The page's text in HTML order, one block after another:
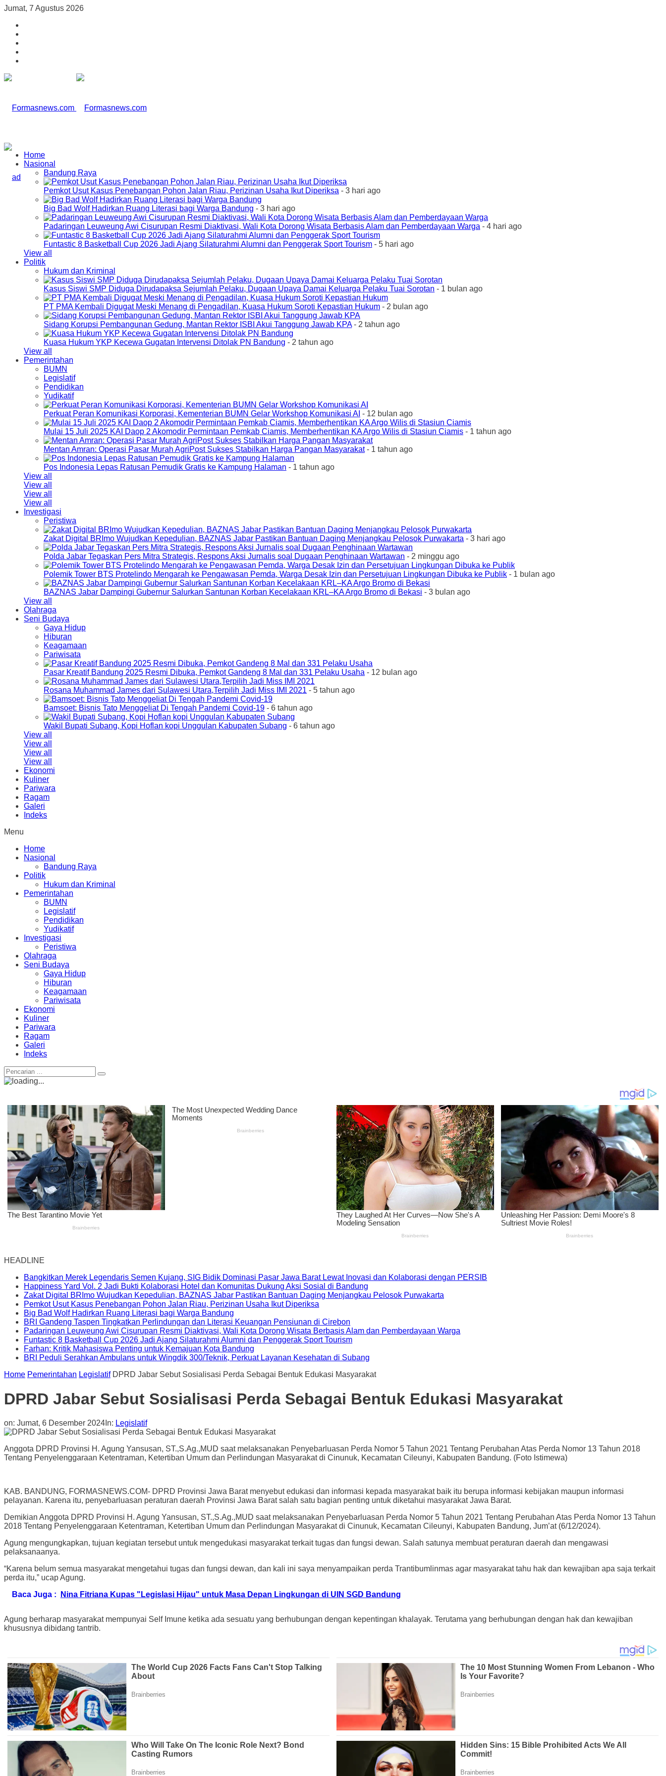
Jumat, 7 Agustus 2026
Home
Nasional
Bandung Raya
Pemkot Usut Kasus Penebangan Pohon Jalan Riau, Perizinan Usaha Ikut Diperiksa - 3 hari ago
Big Bad Wolf Hadirkan Ruang Literasi bagi Warga Bandung - 3 hari ago
Padaringan Leuweung Awi Cisurupan Resmi Diaktivasi, Wali Kota Dorong Wisata Berbasis Alam dan Pemberdayaan Warga - 4 hari ago
Funtastic 8 Basketball Cup 2026 Jadi Ajang Silaturahmi Alumni dan Penggerak Sport Tourism - 5 hari ago
View all
Politik
Hukum dan Kriminal
Kasus Siswi SMP Diduga Dirudapaksa Sejumlah Pelaku, Dugaan Upaya Damai Keluarga Pelaku Tuai Sorotan - 1 bulan ago
PT PMA Kembali Digugat Meski Menang di Pengadilan, Kuasa Hukum Soroti Kepastian Hukum - 2 bulan ago
Sidang Korupsi Pembangunan Gedung, Mantan Rektor ISBI Akui Tanggung Jawab KPA- 2 tahun ago
Kuasa Hukum YKP Kecewa Gugatan Intervensi Ditolak PN Bandung - 2 tahun ago
View all
Pemerintahan
BUMN
Legislatif
Pendidikan
Yudikatif
Perkuat Peran Komunikasi Korporasi, Kementerian BUMN Gelar Workshop Komunikasi AI - 12 bulan ago
Mulai 15 Juli 2025 KAI Daop 2 Akomodir Permintaan Pemkab Ciamis, Memberhentikan KA Argo Wilis di Stasiun Ciamis - 1 tahun ago
Mentan Amran: Operasi Pasar Murah AgriPost Sukses Stabilkan Harga Pangan Masyarakat- 1 tahun ago
Pos Indonesia Lepas Ratusan Pemudik Gratis ke Kampung Halaman - 1 tahun ago
View all
View all
View all
View all
Investigasi
Peristiwa
Zakat Digital BRImo Wujudkan Kepedulian, BAZNAS Jabar Pastikan Bantuan Daging Menjangkau Pelosok Purwakarta - 3 hari ago
Polda Jabar Tegaskan Pers Mitra Strategis, Respons Aksi Jurnalis soal Dugaan Penghinaan Wartawan - 2 minggu ago
Polemik Tower BTS Protelindo Mengarah ke Pengawasan Pemda, Warga Desak Izin dan Persetujuan Lingkungan Dibuka ke Publik - 1 bulan ago
BAZNAS Jabar Dampingi Gubernur Salurkan Santunan Korban Kecelakaan KRL–KA Argo Bromo di Bekasi - 3 bulan ago
View all
Olahraga
Seni Budaya
Gaya Hidup
Hiburan
Keagamaan
Pariwisata
Pasar Kreatif Bandung 2025 Resmi Dibuka, Pemkot Gandeng 8 Mal dan 331 Pelaku Usaha - 12 bulan ago
Rosana Muhammad James dari Sulawesi Utara,Terpilih Jadi Miss IMI 2021 - 5 tahun ago
Bamsoet: Bisnis Tato Menggeliat Di Tengah Pandemi Covid-19 - 6 tahun ago
Wakil Bupati Subang, Kopi Hoflan kopi Unggulan Kabupaten Subang - 6 tahun ago
View all
View all
View all
View all
Ekonomi
Kuliner
Pariwara
Ragam
Galeri
Indeks
Menu
Home
Nasional
Bandung Raya
Politik
Hukum dan Kriminal
Pemerintahan
BUMN
Legislatif
Pendidikan
Yudikatif
Investigasi
Peristiwa
Olahraga
Seni Budaya
Gaya Hidup
Hiburan
Keagamaan
Pariwisata
Ekonomi
Kuliner
Pariwara
Ragam
Galeri
Indeks
HEADLINE
Bangkitkan Merek Legendaris Semen Kujang, SIG Bidik Dominasi Pasar Jawa Barat Lewat Inovasi dan Kolaborasi dengan PERSIB
Happiness Yard Vol. 2 Jadi Bukti Kolaborasi Hotel dan Komunitas Dukung Aksi Sosial di Bandung
Zakat Digital BRImo Wujudkan Kepedulian, BAZNAS Jabar Pastikan Bantuan Daging Menjangkau Pelosok Purwakarta
Pemkot Usut Kasus Penebangan Pohon Jalan Riau, Perizinan Usaha Ikut Diperiksa
Big Bad Wolf Hadirkan Ruang Literasi bagi Warga Bandung
BRI Gandeng Taspen Tingkatkan Perlindungan dan Literasi Keuangan Pensiunan di Cirebon
Padaringan Leuweung Awi Cisurupan Resmi Diaktivasi, Wali Kota Dorong Wisata Berbasis Alam dan Pemberdayaan Warga
Funtastic 8 Basketball Cup 2026 Jadi Ajang Silaturahmi Alumni dan Penggerak Sport Tourism
Farhan: Kritik Mahasiswa Penting untuk Kemajuan Kota Bandung
BRI Peduli Serahkan Ambulans untuk Wingdik 300/Teknik, Perkuat Layanan Kesehatan di Subang
Home Pemerintahan Legislatif DPRD Jabar Sebut Sosialisasi Perda Sebagai Bentuk Edukasi Masyarakat
DPRD Jabar Sebut Sosialisasi Perda Sebagai Bentuk Edukasi Masyarakat
on: Jumat, 6 Desember 2024 In: Legislatif
Anggota DPRD Provinsi H. Agung Yansusan, ST.,S.Ag.,MUD saat melaksanakan Penyebarluasan Perda Nomor 5 Tahun 2021 Tentang Perubahan Atas Perda Nomor 13 Tahun 2018
Tentang Penyelenggaraan Ketentraman, Ketertiban Umum dan Perlindungan Masyarakat di Cinunuk, Kecamatan Cileunyi, Kabupaten Bandung. (Foto Istimewa)
KAB. BANDUNG, FORMASNEWS.COM- DPRD Provinsi Jawa Barat menyebut edukasi dan informasi kepada masyarakat baik itu berupa informasi kebijakan maupun informasi
pelayanan. Karena itu, penyebarluasan peraturan daerah Provinsi Jawa Barat salah satu bagian penting untuk diketahui masyarakat Jawa Barat.
Demikian Anggota DPRD Provinsi H. Agung Yansusan, ST.,S.Ag.,MUD saat melaksanakan Penyebarluasan Perda Nomor 5 Tahun 2021 Tentang Perubahan Atas Perda Nomor 13 Tahun
2018 Tentang Penyelenggaraan Ketentraman, Ketertiban Umum dan Perlindungan Masyarakat di Cinunuk, Kecamatan Cileunyi, Kabupaten Bandung, Jum’at (6/12/2024).
Agung mengungkapkan, tujuan kegiatan tersebut untuk mengedukasi masyarakat terkait tugas dan fungsi dewan. Salah satunya membuat peraturan daerah dan mengawasi
pelaksanaanya.
“Karena belum semua masyarakat mengetahui tugas dan fungsi dewan, dan kali ini saya menyampaikan perda Trantibumlinmas agar masyarakat tahu hak dan kewajiban apa saja terkait
perda itu,” ucap Agung.
Baca Juga :
Nina Fitriana Kupas "Legislasi Hijau" untuk Masa Depan Lingkungan di UIN SGD Bandung
Agung berharap masyarakat mempunyai Self Imune ketika ada sesuatu yang berhubungan dengan kepentingan khalayak. Terutama yang berhubungan dengan hak dan kewajiban
khususnya dibidang tantrib.